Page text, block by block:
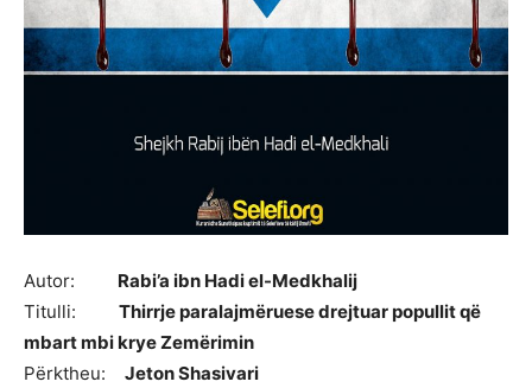
Autor: Rabi’a ibn Hadi el-Medkhalij
Titulli: Thirrje paralajmëruese drejtuar popullit që
mbart mbi krye Zemërimin
Përktheu: Jeton Shasivari